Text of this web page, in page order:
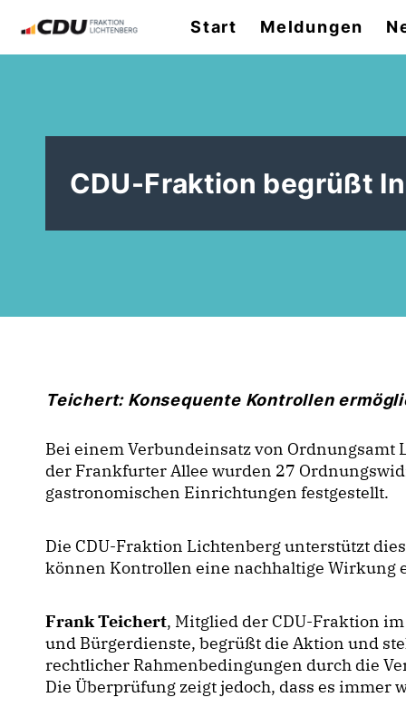
Start Meldungen
CDU-Fraktion begrüßt
Teichert: Konsequente Kontrollen
Bei einem Verbundeinsatz von Ordnungsamt
der Frankfurter Allee wurden 27
gastronomischen Einrichtungen festgestellt.
Die CDU-Fraktion Lichtenberg unterstützt
können Kontrollen eine nachhaltige Wirkung
FrankTeichert, Mitglied der CDU-Fraktion
und Bürgerdienste, begrüßt die Aktion und
rechtlicher Rahmenbedingungen durch die
Die Überprüfung zeigt jedoch, dass es immer